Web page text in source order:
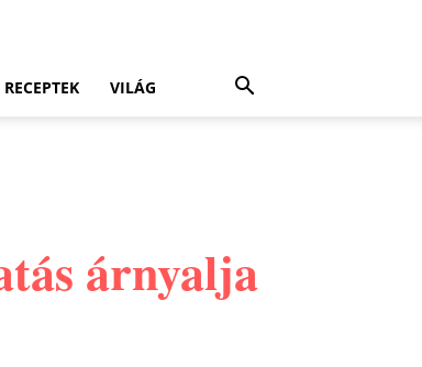
RECEPTEK VILÁG
árnyalja